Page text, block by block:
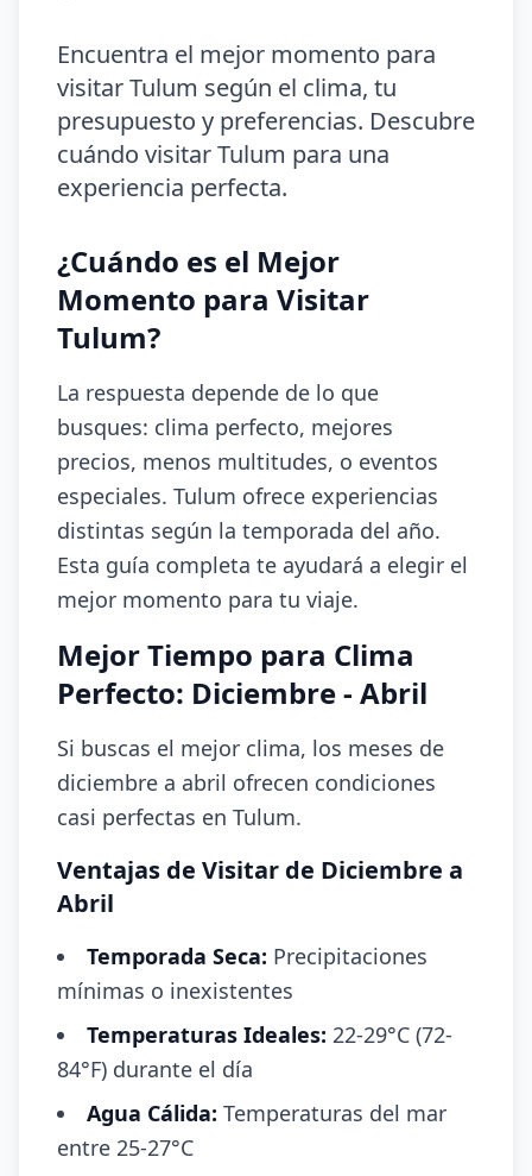
Encuentra el mejor momento para
visitar Tulum según el clima, tu
presupuesto y preferencias. Descubre
cuándo visitar Tulum para una
experiencia perfecta.
¿Cuándo es el Mejor
Momento para Visitar
Tulum?
La respuesta depende de lo que
busques: clima perfecto, mejores
precios, menos multitudes, o eventos
especiales. Tulum ofrece experiencias
distintas según la temporada del año.
Esta guía completa te ayudará a elegir el
mejor momento para tu viaje.
Mejor Tiempo para Clima
Perfecto: Diciembre - Abril
Si buscas el mejor clima, los meses de
diciembre a abril ofrecen condiciones
casi perfectas en Tulum.
Ventajas de Visitar de Diciembre a
Abril
Temporada Seca: Precipitaciones
mínimas o inexistentes
Temperaturas Ideales: 22-29°C (72-
84°F) durante el día
Agua Cálida: Temperaturas del mar
entre 25-27°C